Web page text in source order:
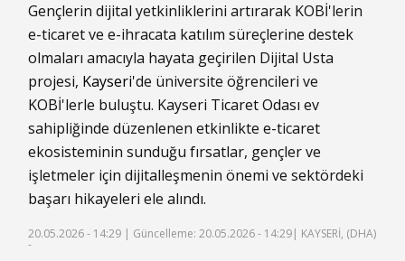
Gençlerin dijital yetkinliklerini artırarak KOBİ'lerin
e-ticaret ve e-ihracata katılım süreçlerine destek
olmaları amacıyla hayata geçirilen Dijital Usta
projesi, Kayseri'de üniversite öğrencileri ve
KOBİ'lerle buluştu. Kayseri Ticaret Odası ev
sahipliğinde düzenlenen etkinlikte e-ticaret
ekosisteminin sunduğu fırsatlar, gençler ve
işletmeler için dijitalleşmenin önemi ve sektördeki
başarı hikayeleri ele alındı.
20.05.2026 - 14:29 | Güncelleme: 20.05.2026 - 14:29| KAYSERİ, (DHA)
-